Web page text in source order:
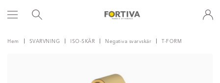
Hem SVARVNING ISO-SKÄR Negativa svarvskär T-FORM